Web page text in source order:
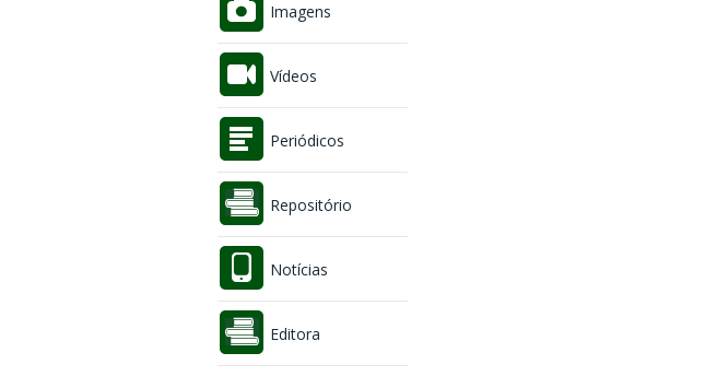
Imagens
Vídeos
Periódicos
Repositório
Notícias
Editora